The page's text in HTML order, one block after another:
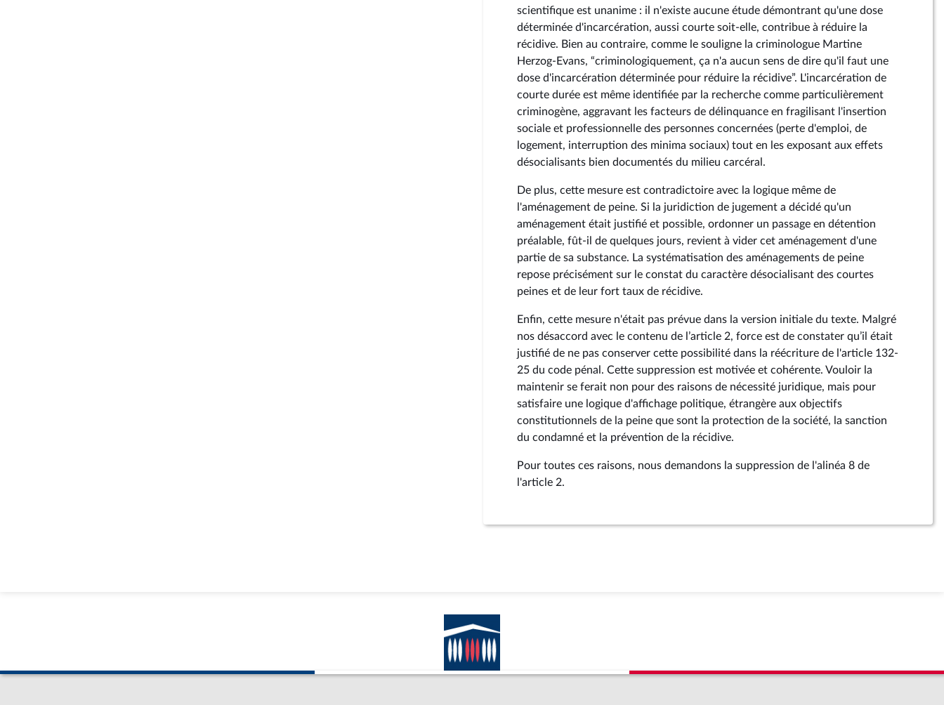
scientifique est unanime : il n'existe aucune étude démontrant qu'une dose
déterminée d'incarcération, aussi courte soit-elle, contribue à réduire la
récidive. Bien au contraire, comme le souligne la criminologue Martine
Herzog-Evans, “criminologiquement, ça n'a aucun sens de dire qu'il faut une
dose d'incarcération déterminée pour réduire la récidive”. L'incarcération de
courte durée est même identifiée par la recherche comme particulièrement
criminogène, aggravant les facteurs de délinquance en fragilisant l'insertion
sociale et professionnelle des personnes concernées (perte d'emploi, de
logement, interruption des minima sociaux) tout en les exposant aux effets
désocialisants bien documentés du milieu carcéral.
De plus, cette mesure est contradictoire avec la logique même de
l'aménagement de peine. Si la juridiction de jugement a décidé qu'un
aménagement était justifié et possible, ordonner un passage en détention
préalable, fût-il de quelques jours, revient à vider cet aménagement d'une
partie de sa substance. La systématisation des aménagements de peine
repose précisément sur le constat du caractère désocialisant des courtes
peines et de leur fort taux de récidive.
Enfin, cette mesure n'était pas prévue dans la version initiale du texte. Malgré
nos désaccord avec le contenu de l’article 2, force est de constater qu’il était
justifié de ne pas conserver cette possibilité dans la réécriture de l'article 132-
25 du code pénal. Cette suppression est motivée et cohérente. Vouloir la
maintenir se ferait non pour des raisons de nécessité juridique, mais pour
satisfaire une logique d'affichage politique, étrangère aux objectifs
constitutionnels de la peine que sont la protection de la société, la sanction
du condamné et la prévention de la récidive.
Pour toutes ces raisons, nous demandons la suppression de l'alinéa 8 de
l'article 2.